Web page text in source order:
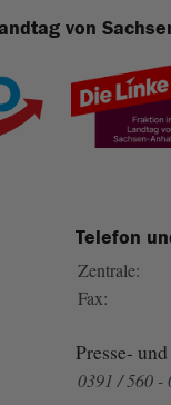
von
Telefon
Zentrale:
Fax:
Presse-
0391 / 560 -